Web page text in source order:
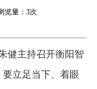
量： 3次
健主持召开衡阳智
立足当下、着眼